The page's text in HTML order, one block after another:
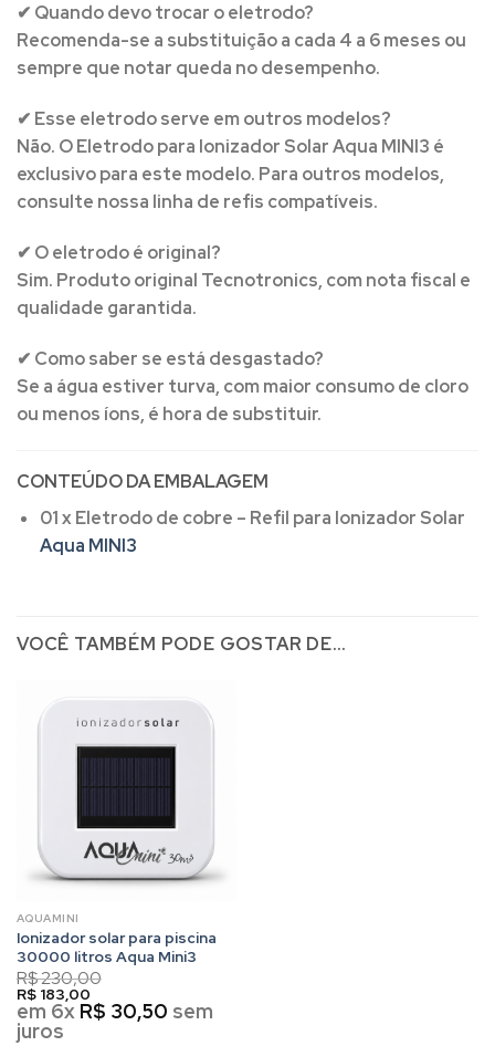
✔ Quando devo trocar o eletrodo?
Recomenda-se a substituição a cada 4 a 6 meses ou
sempre que notar queda no desempenho.
✔ Esse eletrodo serve em outros modelos?
Não. OEletrodo para Ionizador Solar Aqua MINI3 é
exclusivo para este modelo. Para outros modelos,
consulte nossa linha de refis compatíveis.
✔ O eletrodo é original?
Sim. Produto original Tecnotronics, com nota fiscal e
qualidade garantida.
✔ Como saber se está desgastado?
Se a água estiver turva, com maior consumo de cloro
ou menos íons, é hora de substituir.
CONTEÚDO DA EMBALAGEM
01 x Eletrodo de cobre – Refil para Ionizador Solar
Aqua MINI3
VOCÊ TAMBÉM PODE GOSTAR DE…
AQUAMINI
Ionizador solar para piscina
30000 litros Aqua Mini3
R$230,00
R$183,00
em 6x R$ 30,50 sem
juros